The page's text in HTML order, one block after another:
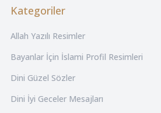
Kategoriler
Allah Yazılı Resimler
Bayanlar İçin İslami Profil Resimleri
Dini Güzel Sözler
Dini İyi Geceler Mesajları